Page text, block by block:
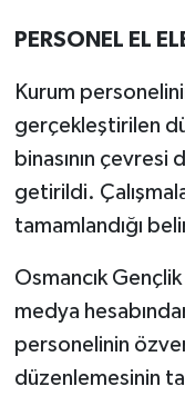
PERSONEL EL
Kurum
gerçekleştirilen
binasının çevresi
getirildi.
tamamlandığı
Osmancık
medya
personelinin
düzenlemesinin